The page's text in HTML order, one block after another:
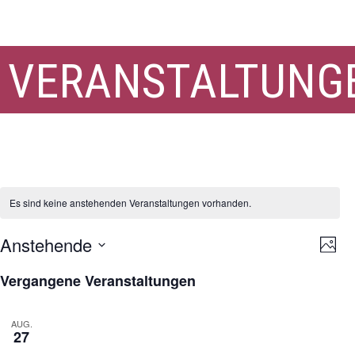
Es sind keine anstehenden Veranstaltungen vorhanden.
Foto
Anstehende
auswählen.
List
Veranstaltungen
in
Vergangene Veranstaltungen
AUG.
27